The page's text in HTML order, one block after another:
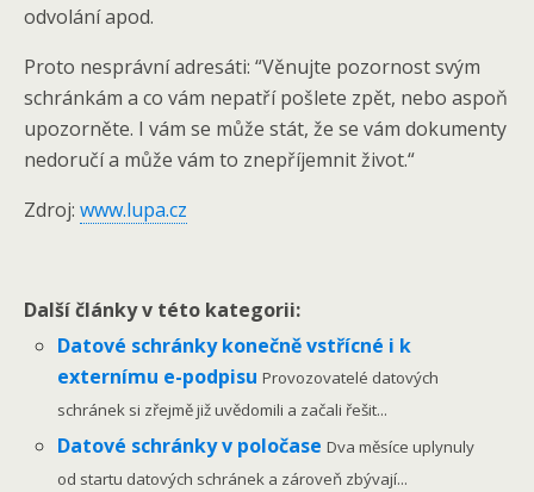
odvolání apod.
Proto nesprávní adresáti: “Věnujte pozornost svým
schránkám a co vám nepatří pošlete zpět, nebo aspoň
upozorněte. I vám se může stát, že se vám dokumenty
nedoručí a může vám to znepříjemnit život.“
Zdroj: www.lupa.cz
Další články v této kategorii:
Datové schránky konečně vstřícné i k
externímu e-podpisuProvozovatelé datových
schránek si zřejmě již uvědomili a začali řešit...
Datové schránky v poločaseDva měsíce uplynuly
od startu datových schránek a zároveň zbývají...